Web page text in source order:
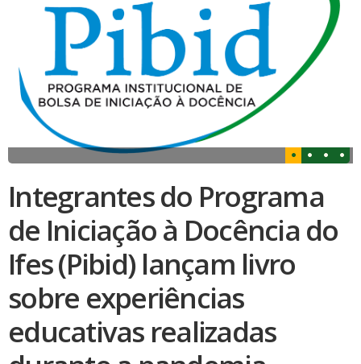
Integrantes do Programa
de Iniciação à Docência do
Ifes (Pibid) lançam livro
sobre experiências
educativas realizadas